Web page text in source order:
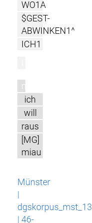
WO1A
$GEST-
ABWINKEN1^
ICH1
m
ich
will
raus
[MG]
miau
Münster
|
dgskorpus_mst_13
| 46-